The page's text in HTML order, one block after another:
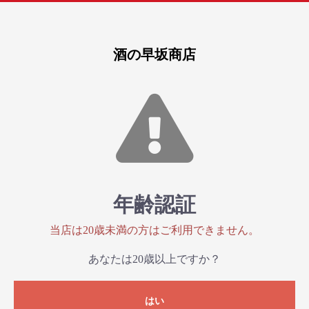
酒の早坂商店
年齢認証
当店は20歳未満の方はご利用できません。
あなたは20歳以上ですか？
はい